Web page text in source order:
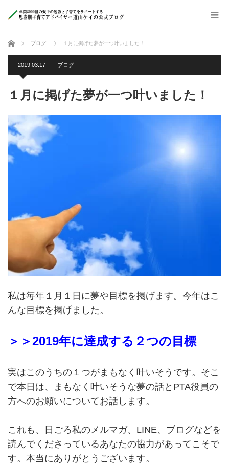
ホーム ブログ １月に掲げた夢が一つ叶いました！
2019.03.17 ブログ
１月に掲げた夢が一つ叶いました！
私は毎年１月１日に夢や目標を掲げます。今年はこ
んな目標を掲げました。
＞＞2019年に達成する２つの目標
実はこのうちの１つがまもなく叶いそうです。そこ
で本日は、まもなく叶いそうな夢の話とPTA役員の
方へのお願いについてお話します。
これも、日ごろ私のメルマガ、LINE、ブログなどを
読んでくださっているあなたの協力があってこそで
す。本当にありがとうございます。